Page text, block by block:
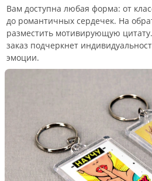
Вам доступна любая форма: от
до романтичных сердечек. На
разместить мотивирующую
заказ подчеркнет
эмоции.